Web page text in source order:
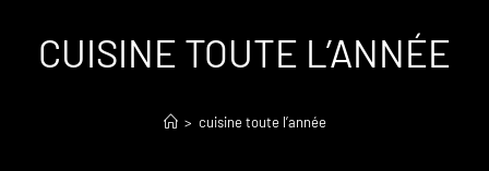
CUISINE TOUTE L’ANNÉE
> cuisine toute l’année